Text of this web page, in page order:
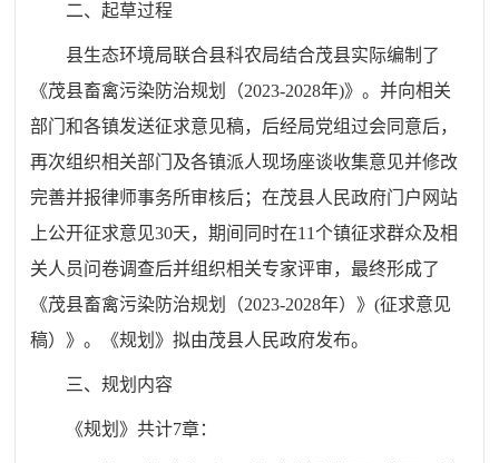
二、起草过程
县生态环境局联合县科农局结合茂县实际编制了
《茂县畜禽污染防治规划（2023-2028年)》。并向相关
部门和各镇发送征求意见稿，后经局党组过会同意后，
再次组织相关部门及各镇派人现场座谈收集意见并修改
完善并报律师事务所审核后；在茂县人民政府门户网站
上公开征求意见30天，期间同时在11个镇征求群众及相
关人员问卷调查后并组织相关专家评审，最终形成了
《茂县畜禽污染防治规划（2023-2028年）》(征求意见
稿）》。《规划》拟由茂县人民政府发布。
三、规划内容
《规划》共计7章：